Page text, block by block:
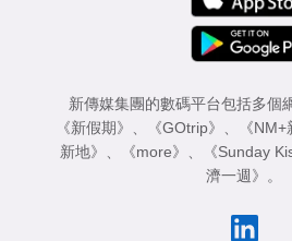
新傳媒集團的數碼平台包括多個
《新假期》
《GOtrip》 《
新地》
《more》 《Sunday
濟一週》
。